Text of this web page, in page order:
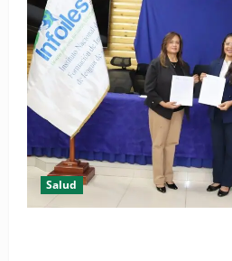
Salud